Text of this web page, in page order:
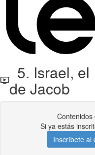
5. Israel, el
de Jacob
Contenidos
Si ya estás
Inscríbete al